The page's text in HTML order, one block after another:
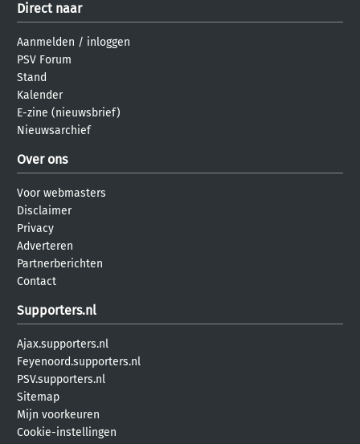
Direct naar
Aanmelden / inloggen
PSV Forum
Stand
Kalender
E-zine (nieuwsbrief)
Nieuwsarchief
Over ons
Voor webmasters
Disclaimer
Privacy
Adverteren
Partnerberichten
Contact
Supporters.nl
Ajax.supporters.nl
Feyenoord.supporters.nl
PSV.supporters.nl
Sitemap
Mijn voorkeuren
Cookie-instellingen